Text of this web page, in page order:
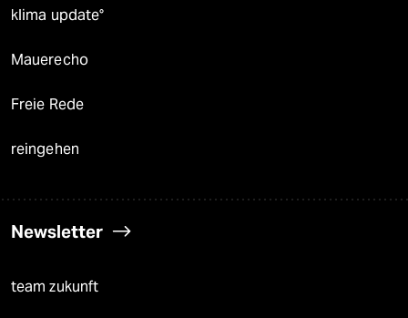
klima update°
Mauerecho
Freie Rede
reingehen
Newsletter
team zukunft